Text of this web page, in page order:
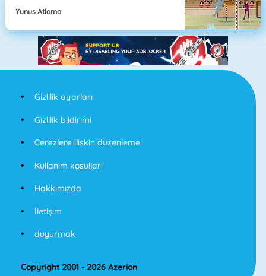
Yunus Atlama
Gizlilik ayarları
Gizlilik bildirimi
Cerezlere iliskin duzenleme
Kullanim kosullari
Hakkımızda
İletişim
duyurmak
Copyright 2001 - 2026 Azerion